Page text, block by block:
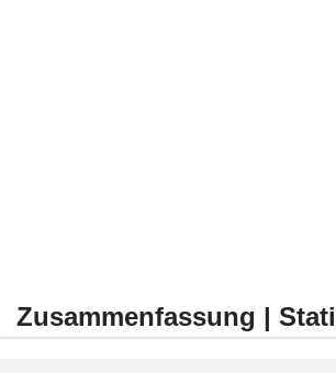
Zusammenfassung |